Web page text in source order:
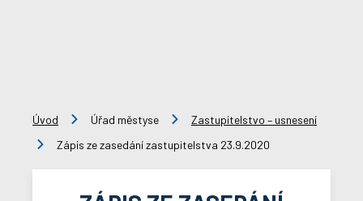
Úvod Úřad městyse
Zastupitelstvo – usnesení
Zápis ze zasedání zastupitelstva 23.9.2020